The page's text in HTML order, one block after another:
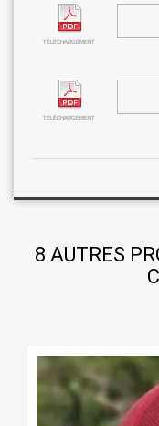
TÉLÉCHARGEMENT
TÉLÉCHARGEMENT
8 AUTRES